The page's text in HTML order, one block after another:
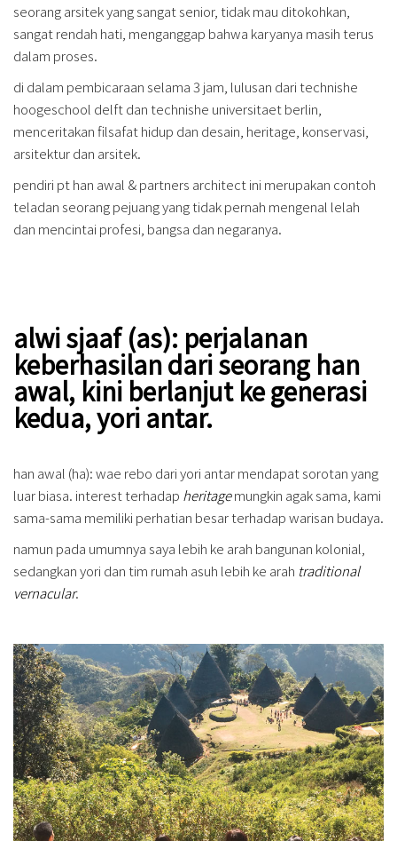
seorang arsitek yang sangat senior, tidak mau ditokohkan,
sangat rendah hati, menganggap bahwa karyanya masih terus
dalam proses.
di dalam pembicaraan selama 3 jam, lulusan dari technishe
hoogeschool delft dan technishe universitaet berlin,
menceritakan filsafat hidup dan desain, heritage, konservasi,
arsitektur dan arsitek.
pendiri pt han awal & partners architect ini merupakan contoh
teladan seorang pejuang yang tidak pernah mengenal lelah
dan mencintai profesi, bangsa dan negaranya.
alwi sjaaf (as): perjalanan
keberhasilan dari seorang han
awal, kini berlanjut ke generasi
kedua, yori antar.
han awal (ha): wae rebo dari yori antar mendapat sorotan yang
luar biasa. interest terhadap heritagemungkin agak sama, kami
sama-sama memiliki perhatian besar terhadap warisan budaya.
namun pada umumnya saya lebih ke arah bangunan kolonial,
sedangkan yori dan tim rumah asuh lebih ke arah traditional
vernacular.